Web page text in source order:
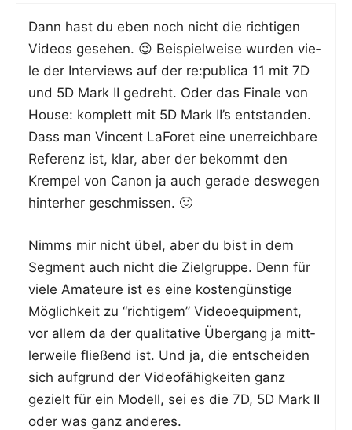
Dann hast du eben noch nicht die rich­ti­gen
Vide­os gese­hen. 😉 Bei­spiel­wei­se wur­den vie­
le der Inter­views auf der re:publica 11 mit 7D
und 5D Mark II gedreht. Oder das Fina­le von
House: kom­plett mit 5D Mark II’s ent­stan­den.
Dass man Vin­cent LaFo­ret eine uner­reich­ba­re
Refe­renz ist, klar, aber der bekommt den
Krem­pel von Canon ja auch gera­de des­we­gen
hin­ter­her geschmissen. 🙂
Nimms mir nicht übel, aber du bist in dem
Seg­ment auch nicht die Ziel­grup­pe. Denn für
vie­le Ama­teu­re ist es eine kos­ten­güns­ti­ge
Mög­lich­keit zu “rich­ti­gem” Video­equip­ment,
vor allem da der qua­li­ta­ti­ve Über­gang ja mitt­
ler­wei­le flie­ßend ist. Und ja, die ent­schei­den
sich auf­grund der Video­fä­hig­kei­ten ganz
gezielt für ein Modell, sei es die 7D, 5D Mark II
oder was ganz anderes.